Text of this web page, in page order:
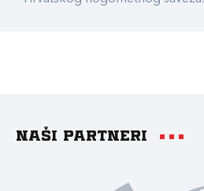
Naši partneri